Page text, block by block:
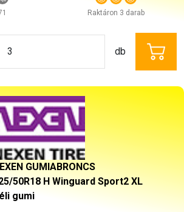
Raktáron 3 darab
db
GUMIABRONCS
50R18 H Winguard Sport2 XL
gumi